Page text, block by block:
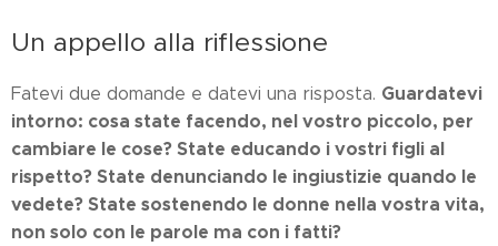
Un appello alla riflessione
Fatevi due domande e datevi una risposta. Guardatevi
intorno: cosa state facendo, nel vostro piccolo, per
cambiare le cose? State educando i vostri figli al
rispetto? State denunciando le ingiustizie quando le
vedete? State sostenendo le donne nella vostra vita,
non solo con le parole ma con i fatti?